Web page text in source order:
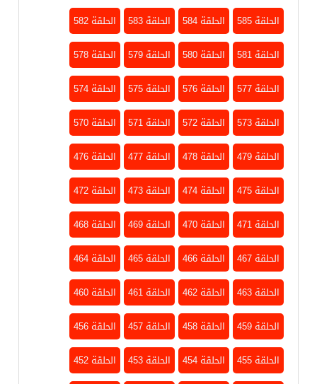
الحلقة 585
الحلقة 584 الحلقة 583
الحلقة 582
الحلقة 581
الحلقة 580 الحلقة 579
الحلقة 578
الحلقة 577
الحلقة 576 الحلقة 575
الحلقة 574
الحلقة 573
الحلقة 572 الحلقة 571
الحلقة 570
الحلقة 479
الحلقة 478 الحلقة 477
الحلقة 476
الحلقة 475
الحلقة 474 الحلقة 473
الحلقة 472
الحلقة 471
الحلقة 470 الحلقة 469
الحلقة 468
الحلقة 467
الحلقة 466 الحلقة 465
الحلقة 464
الحلقة 463
الحلقة 462 الحلقة 461
الحلقة 460
الحلقة 459
الحلقة 458 الحلقة 457
الحلقة 456
الحلقة 455
الحلقة 454 الحلقة 453
الحلقة 452